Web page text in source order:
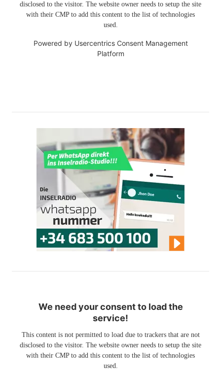
disclosed to the visitor. The website owner needs to setup the site
with their CMP to add this content to the list of technologies
used.
Powered by Usercentrics Consent Management
Platform
We need your consent to load the
service!
This content is not permitted to load due to trackers that are not
disclosed to the visitor. The website owner needs to setup the site
with their CMP to add this content to the list of technologies
used.